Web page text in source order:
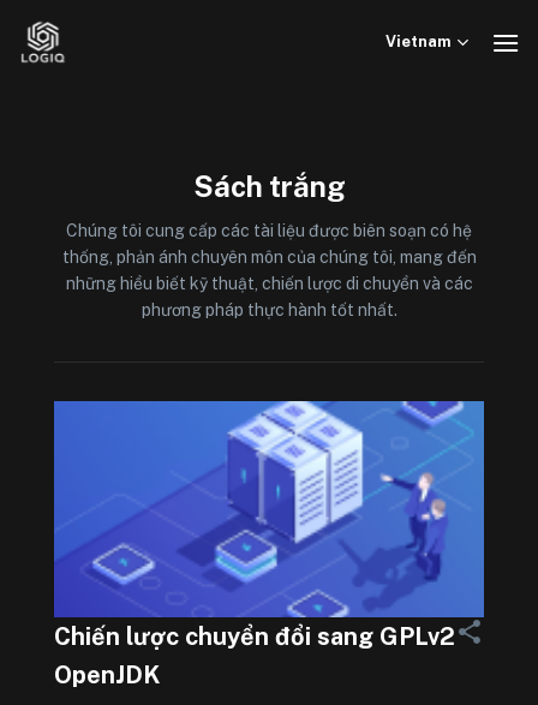
qua
Vietnam
Sách trắng
Chúng tôi cung cấp các tài liệu được biên soạn có hệ
thống, phản ánh chuyên môn của chúng tôi, mang đến
những hiểu biết kỹ thuật, chiến lược di chuyển và các
phương pháp thực hành tốt nhất.
Chiến lược chuyển đổi sang GPLv2
OpenJDK